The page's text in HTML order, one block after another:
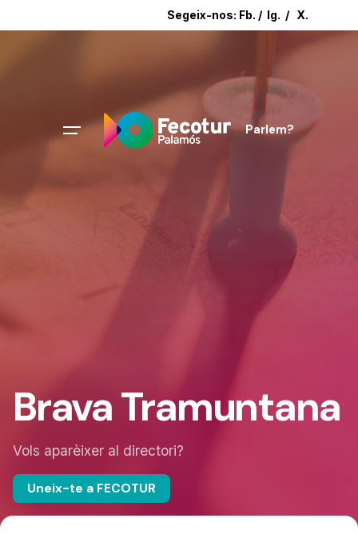
Segeix-nos: Fb. / Ig. / X.
Parlem?
Brava Tramuntana
Vols aparèixer al directori?
Uneix-te a FECOTUR